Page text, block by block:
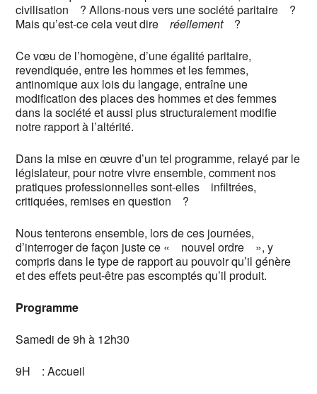
civilisation ? Allons-nous vers une société paritaire ?
Mais qu’est-ce cela veut direréellement?
Ce vœu de l’homogène, d’une égalité paritaire,
revendiquée, entre les hommes et les femmes,
antinomique aux lois du langage, entraîne une
modification des places des hommes et des femmes
dans la société et aussi plus structuralement modifie
notre rapport à l’altérité.
Dans la mise en œuvre d’un tel programme, relayé par le
législateur, pour notre vivre ensemble, comment nos
pratiques professionnelles sont-elles infiltrées,
critiquées, remises en question ?
Nous tenterons ensemble, lors de ces journées,
d’interroger de façon juste ce « nouvel ordre », y
compris dans le type de rapport au pouvoir qu’il génère
et des effets peut-être pas escomptés qu’il produit.
Programme
Samedi de 9h à 12h30
9H : Accueil